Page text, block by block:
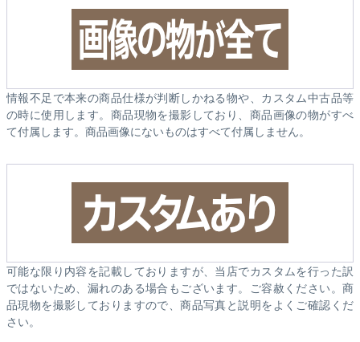
情報不足で本来の商品仕様が判断しかねる物や、カスタム中古品等
の時に使用します。商品現物を撮影しており、商品画像の物がすべ
て付属します。商品画像にないものはすべて付属しません。
可能な限り内容を記載しておりますが、当店でカスタムを行った訳
ではないため、漏れのある場合もございます。ご容赦ください。商
品現物を撮影しておりますので、商品写真と説明をよくご確認くだ
さい。